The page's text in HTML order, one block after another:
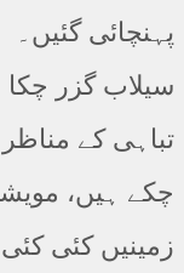
پہنچائی گئیں۔
سیلاب گزر چکا
تباہی کے
چکے ہیں،
زمینیں کئی